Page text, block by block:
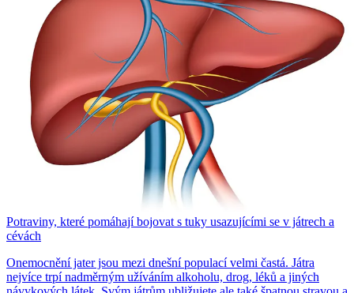
Potraviny, které pomáhají bojovat s tuky usazujícími se v játrech a
cévách
Onemocnění jater jsou mezi dnešní populací velmi častá. Játra
nejvíce trpí nadměrným užíváním alkoholu, drog, léků a jiných